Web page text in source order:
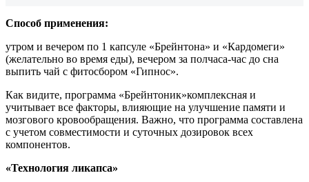
Способ применения:
утром и вечером по 1 капсуле «Брейнтона» и «Кардомеги»
(желательно во время еды), вечером за полчаса-час до сна
выпить чай с фитосбором «Гипнос».
Как видите, программа «Брейнтоник»комплексная и
учитывает все факторы, влияющие на улучшение памяти и
мозгового кровообращения. Важно, что программа составлена
с учетом совместимости и суточных дозировок всех
компонентов.
«Технология ликапса»